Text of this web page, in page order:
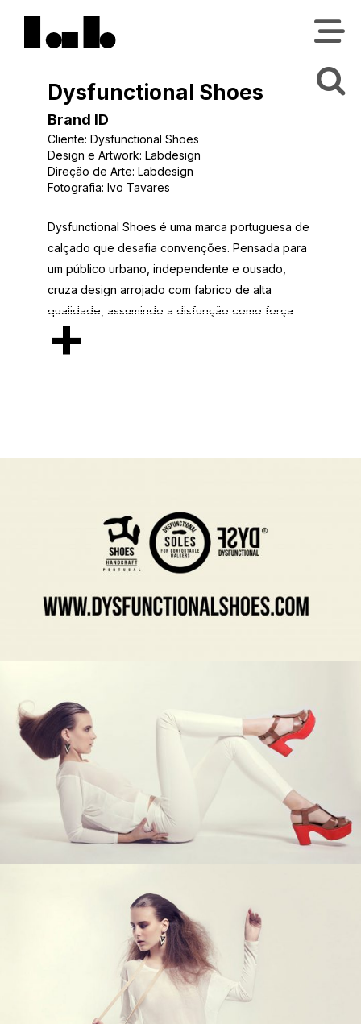
Dysfunctional Shoes
Brand ID
Cliente: Dysfunctional Shoes
Design e Artwork: Labdesign
Direção de Arte: Labdesign
Fotografia: Ivo Tavares
Dysfunctional Shoes é uma marca portuguesa de
calçado que desafia convenções. Pensada para
um público urbano, independente e ousado,
cruza design arrojado com fabrico de alta
qualidade, assumindo a disfunção como força
partindo do princípio de que essa atitude teria de
traduzindo irreverência, energia e autenticidade.
única no universo urbano contemporâneo.
+